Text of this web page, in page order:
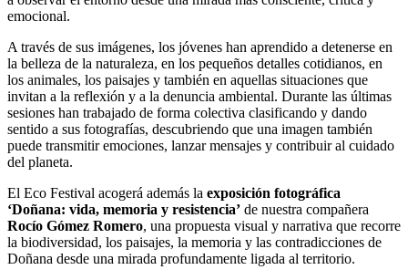
emocional.
A través de sus imágenes, los jóvenes han aprendido a detenerse en
la belleza de la naturaleza, en los pequeños detalles cotidianos, en
los animales, los paisajes y también en aquellas situaciones que
invitan a la reflexión y a la denuncia ambiental. Durante las últimas
sesiones han trabajado de forma colectiva clasificando y dando
sentido a sus fotografías, descubriendo que una imagen también
puede transmitir emociones, lanzar mensajes y contribuir al cuidado
del planeta.
El Eco Festival acogerá además la exposición fotográfica
‘Doñana: vida, memoria y resistencia’ de nuestra compañera
Rocío Gómez Romero, una propuesta visual y narrativa que recorre
la biodiversidad, los paisajes, la memoria y las contradicciones de
Doñana desde una mirada profundamente ligada al territorio.